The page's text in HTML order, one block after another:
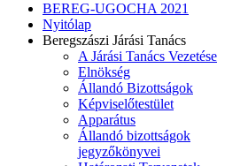
BEREG-UGOCHA 2021
Nyitólap
Beregszászi Járási Tanács
A Járási Tanács Vezetése
Elnökség
Állandó Bizottságok
Képviselőtestület
Apparátus
Állandó bizottságok
jegyzőkönyvei